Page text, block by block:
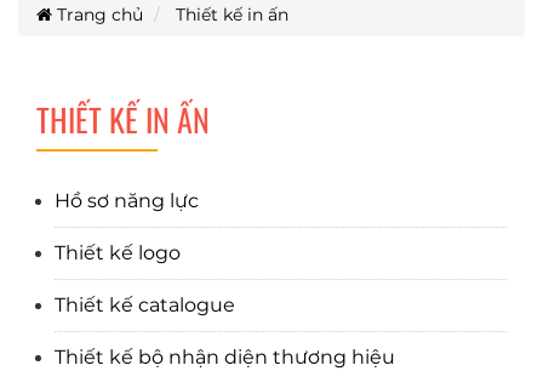
Trang chủ Thiết kế in ấn
THIẾT KẾ IN ẤN
Hồ sơ năng lực
Thiết kế logo
Thiết kế catalogue
Thiết kế bộ nhận diện thương hiệu